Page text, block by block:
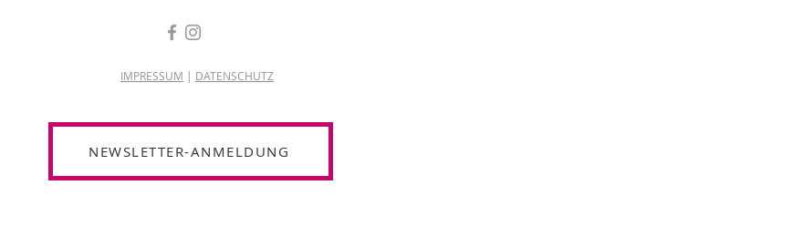
IMPRESSUM | DATENSCHUTZ
NEWSLETTER-ANMELDUNG